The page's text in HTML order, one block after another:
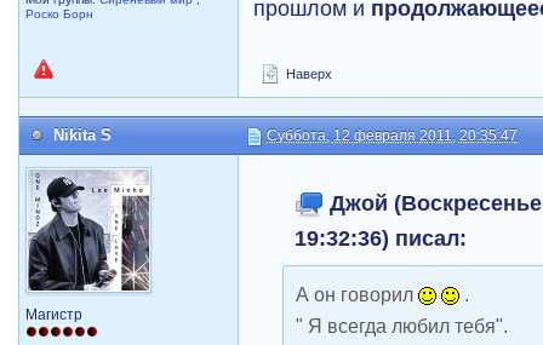
Роско Борн
прошлом и
Наверх
Nikita S Суббота, 12 февраля 2011, 20:35:47
Магистр
Джой
19:32:36) писал:
А он говорил
.
" Я всегда любил тебя".